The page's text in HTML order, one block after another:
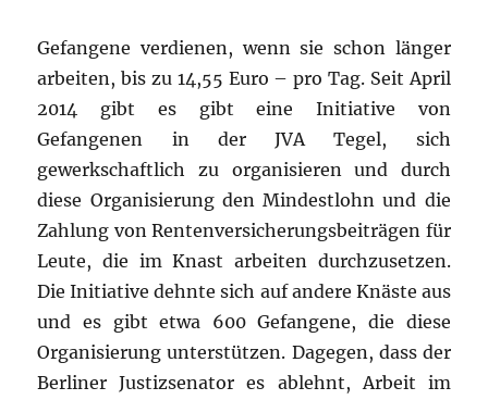
Gefangene verdienen, wenn sie schon länger
arbeiten, bis zu 14,55 Euro – pro Tag. Seit April
2014 gibt es gibt eine Initiative von
Gefangenen in der JVA Tegel, sich
gewerkschaftlich zu organisieren und durch
diese Organisierung den Mindestlohn und die
Zahlung von Rentenversicherungsbeiträgen für
Leute, die im Knast arbeiten durchzusetzen.
Die Initiative dehnte sich auf andere Knäste aus
und es gibt etwa 600 Gefangene, die diese
Organisierung unterstützen. Dagegen, dass der
Berliner Justizsenator es ablehnt, Arbeit im